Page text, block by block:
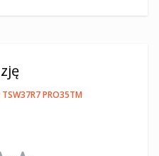
PRO35TM